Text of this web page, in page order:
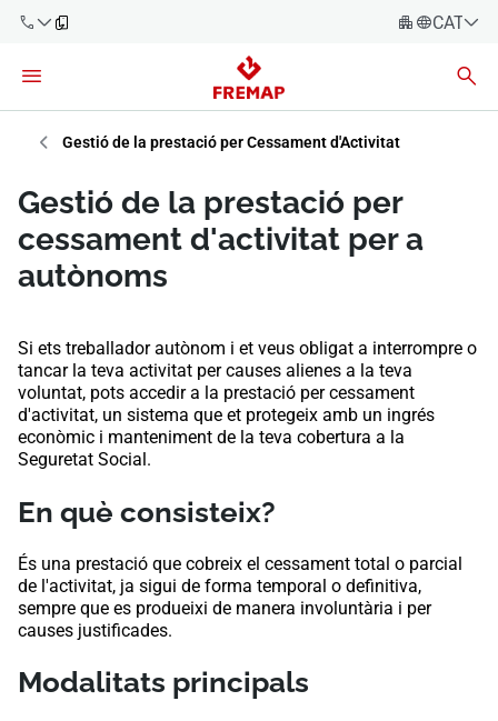
900 61 00
61
+34 91
919 61 61
900 61 00
61
CATALÀ
Español
Assessories
Autònoms
Proveïdors
Gestió de la prestació per Cessament d'Activitat
Gestió de la prestació per
cessament d'activitat per a
autònoms
Si ets treballador autònom i et veus obligat a interrompre o
tancar la teva activitat per causes alienes a la teva
voluntat, pots accedir a la prestació per cessament
d'activitat, un sistema que et protegeix amb un ingrés
econòmic i manteniment de la teva cobertura a la
Seguretat Social.
En què consisteix?
És una prestació que cobreix el cessament total o parcial
de l'activitat, ja sigui de forma temporal o definitiva,
sempre que es produeixi de manera involuntària i per
causes justificades.
Modalitats principals